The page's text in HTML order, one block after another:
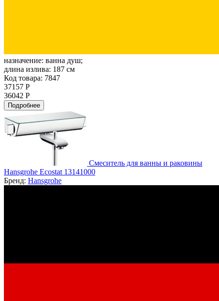
назначение: ванна душ;
длина излива: 187 см
Код товара: 7847
37157 Р
36042 Р
Подробнее
Смеситель для ванны и раковины
Hansgrohe Ecostat 13141000
Бренд: Hansgrohe